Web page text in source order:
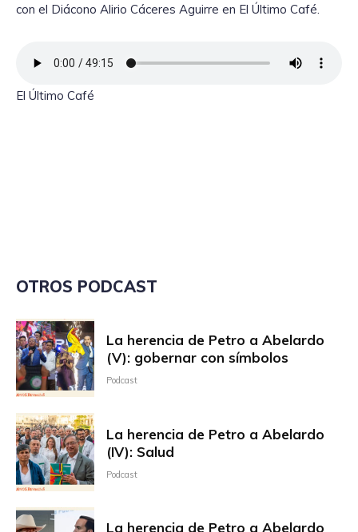
con el Diácono Alirio Cáceres Aguirre en El Último Café.
El Último Café
OTROS PODCAST
La herencia de Petro a Abelardo
(V): gobernar con símbolos
Podcast
La herencia de Petro a Abelardo
(IV): Salud
Podcast
La herencia de Petro a Abelardo